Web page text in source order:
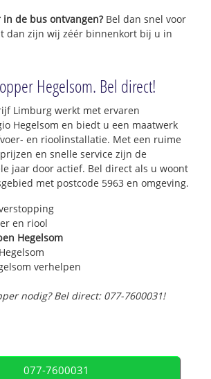
de bus ontvangen?Bel dan snel voor
dan zijn wij zéér binnenkort bij u in
Hegelsom. Bel direct!
Limburg werkt met ervaren
Hegelsom en biedt u een maatwerk
en rioolinstallatie. Met een ruime
en snelle service zijn de
jaar door actief. Bel direct als u woont
met postcode 5963 en omgeving.
en riool
Hegelsom
verhelpen
nodig? Bel direct: 077-7600031!
077-7600031